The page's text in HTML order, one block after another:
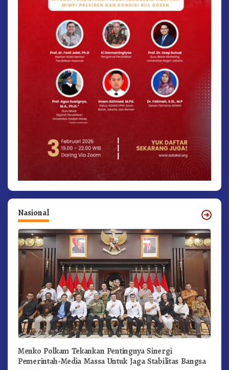
Nasional
Menko Polkam Tekankan Pentingnya Sinergi
Pemerintah-Media Massa Untuk Jaga Stabilitas Bangsa